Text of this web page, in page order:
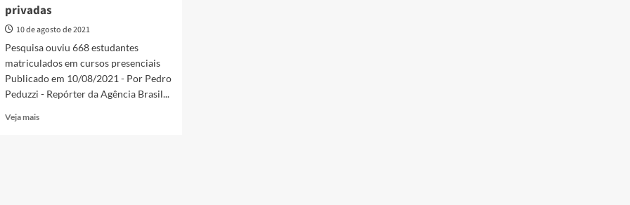
privadas
10 de agosto de 2021
Pesquisa ouviu 668 estudantes
matriculados em cursos presenciais
Publicado em 10/08/2021 - Por Pedro
Peduzzi - Repórter da Agência Brasil...
Veja maisRead